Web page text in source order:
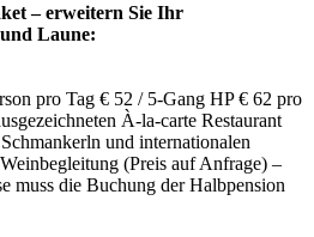
– erweitern Sie Ihr
Laune:
pro Tag € 52 / 5-Gang HP € 62 pro
À-la-carte Restaurant
und internationalen
(Preis auf Anfrage) –
muss die Buchung der Halbpension